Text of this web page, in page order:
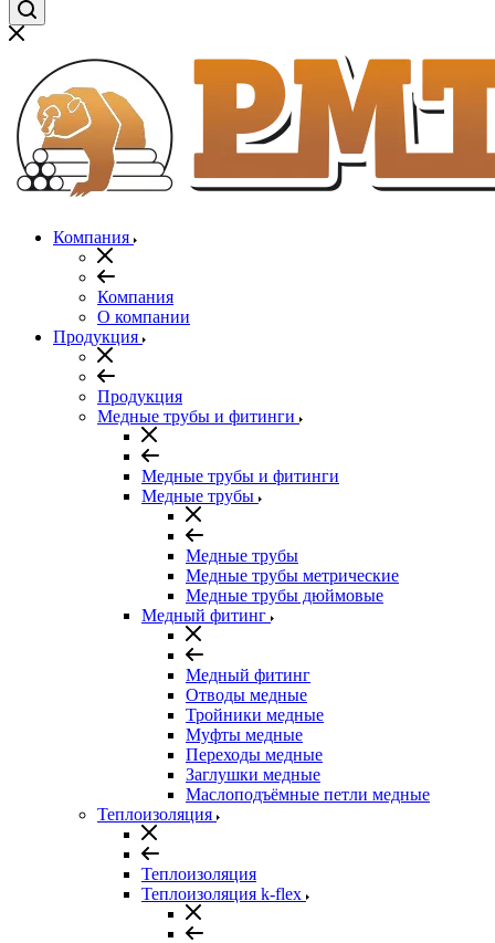
Компания
Компания
О компании
Продукция
Продукция
Медные трубы и фитинги
Медные трубы и фитинги
Медные трубы
Медные трубы
Медные трубы метрические
Медные трубы дюймовые
Медный фитинг
Медный фитинг
Отводы медные
Тройники медные
Муфты медные
Переходы медные
Заглушки медные
Маслоподъёмные петли медные
Теплоизоляция
Теплоизоляция
Теплоизоляция k-flex